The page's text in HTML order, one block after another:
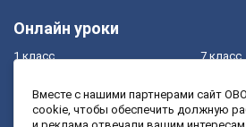
Онлайн уроки
1 класс
3 класс
7 класс
9 класс
Вместе с нашими партнерами сайт
cookie, чтобы обеспечить должную